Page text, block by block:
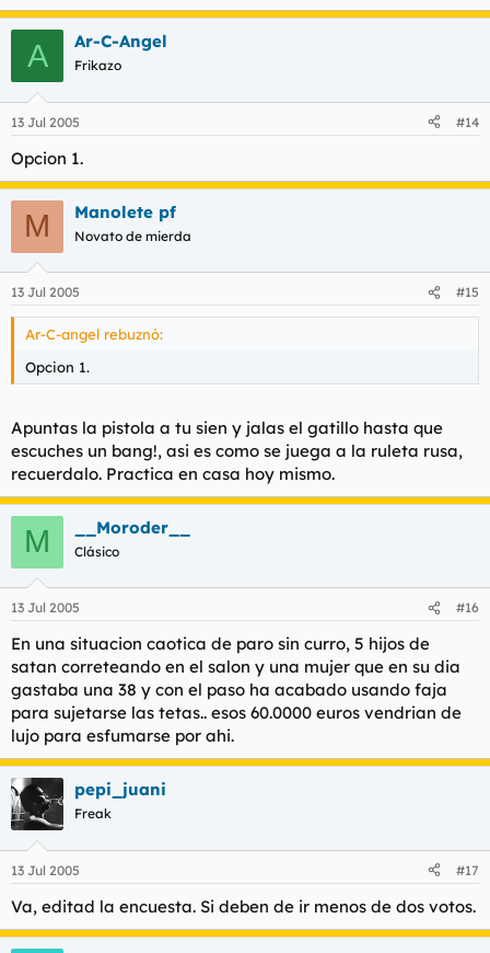
A Ar-C-Angel
Frikazo
13 Jul 2005 #14
Opcion 1.
M Manolete pf
Novato de mierda
13 Jul 2005 #15
Ar-C-angel rebuznó:
Opcion 1.
Apuntas la pistola a tu sien y jalas el gatillo hasta que
escuches un bang!, asi es como se juega a la ruleta rusa,
recuerdalo. Practica en casa hoy mismo.
M __Moroder__
Clásico
13 Jul 2005 #16
En una situacion caotica de paro sin curro, 5 hijos de
satan correteando en el salon y una mujer que en su dia
gastaba una 38 y con el paso ha acabado usando faja
para sujetarse las tetas.. esos 60.0000 euros vendrian de
lujo para esfumarse por ahi.
pepi_juani
Freak
13 Jul 2005 #17
Va, editad la encuesta. Si deben de ir menos de dos votos.